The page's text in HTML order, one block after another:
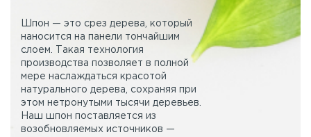
Шпон — это срез дерева, который
наносится на панели тончайшим
слоем. Такая технология
производства позволяет в полной
мере наслаждаться красотой
натурального дерева, сохраняя при
этом нетронутыми тысячи деревьев.
Наш шпон поставляется из
возобновляемых источников —